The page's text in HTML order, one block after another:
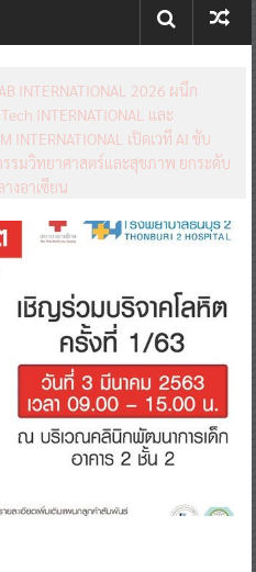
INTERNATIONAL 2026 ผนึก
INTERNATIONAL และ
INTERNATIONAL เปิดเวที AI ขับ
รรมวิทยาศาสตร์และสุขภาพ ยกระดับ
งอาเซียน